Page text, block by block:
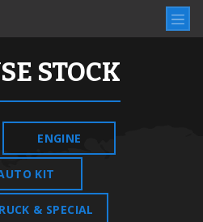
STOCK
ENGINE
KIT
& SPECIAL